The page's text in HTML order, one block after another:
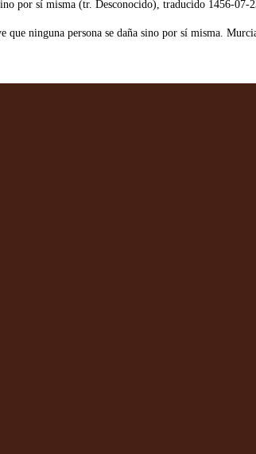
por sí misma (tr. Desconocido), traducido 1456-07-
ninguna persona se daña sino por sí misma.